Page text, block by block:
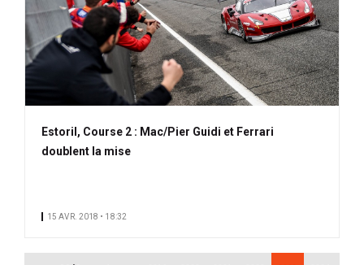
Estoril, Course 2 : Mac/Pier Guidi et Ferrari
doublent la mise
15 AVR. 2018 • 18:32